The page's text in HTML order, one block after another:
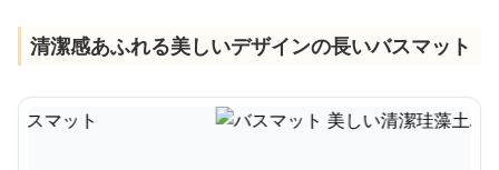
清潔感あふれる美しいデザインの長いバスマット